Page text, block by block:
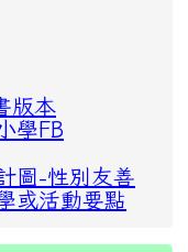
版本
學FB
圖-性別友善
或活動要點